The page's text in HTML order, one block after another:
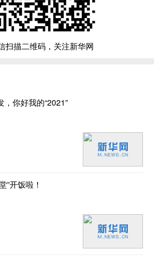
扫描二维码，关注新华网
你好我的“2021”
”开饭啦！